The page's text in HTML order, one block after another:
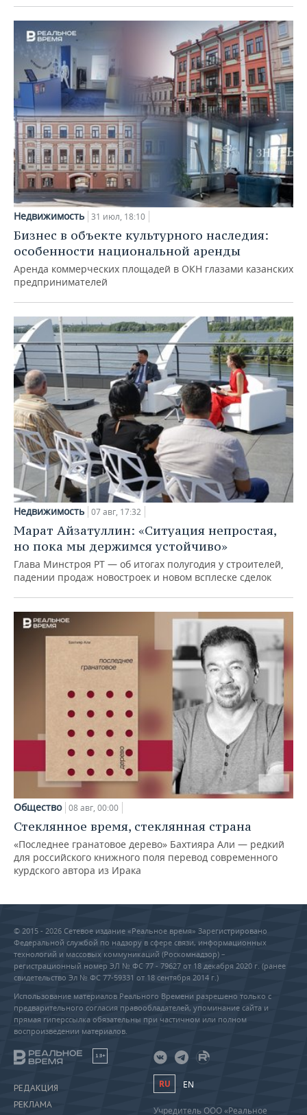
Недвижимость 31 июл, 18:10
Бизнес в объекте культурного наследия:
особенности национальной аренды
Аренда коммерческих площадей в ОКН глазами казанских
предпринимателей
Недвижимость 07 авг, 17:32
Марат Айзатуллин: «Ситуация непростая,
но пока мы держимся устойчиво»
Глава Минстроя РТ — об итогах полугодия у строителей,
падении продаж новостроек и новом всплеске сделок
Общество 08 авг, 00:00
Стеклянное время, стеклянная страна
«Последнее гранатовое дерево» Бахтияра Али — редкий
для российского книжного поля перевод современного
курдского автора из Ирака
© 2015 - 2026 Сетевое издание «Реальное время» Зарегистрировано
Федеральной службой по надзору в сфере связи, информационных
технологий и массовых коммуникаций (Роскомнадзор) –
регистрационный номер ЭЛ № ФС 77 - 79627 от 18 декабря 2020 г. (ранее
свидетельство Эл № ФС 77-59331 от 18 сентября 2014 г.)
Использование материалов Реального Времени разрешено только с
предварительного согласия правообладателей, упоминание сайта и
прямая гиперссылка обязательны при частичном или полном
воспроизведении материалов.
18+
РЕДАКЦИЯ
РЕКЛАМА
RU EN
Учредитель ООО «Реальное